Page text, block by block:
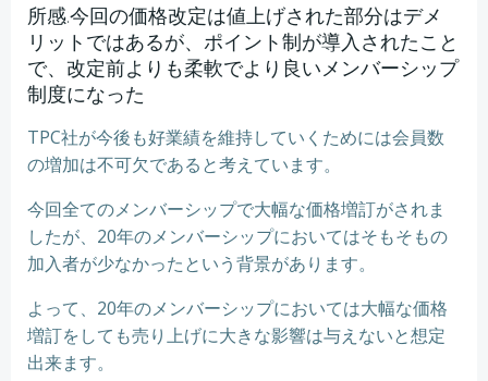
所感.今回の価格改定は値上げされた部分はデメ
リットではあるが、ポイント制が導入されたこと
で、改定前よりも柔軟でより良いメンバーシップ
制度になった
TPC社が今後も好業績を維持していくためには会員数
の増加は不可欠であると考えています。
今回全てのメンバーシップで大幅な価格増訂がされま
したが、20年のメンバーシップにおいてはそもそもの
加入者が少なかったという背景があります。
よって、20年のメンバーシップにおいては大幅な価格
増訂をしても売り上げに大きな影響は与えないと想定
出来ます。